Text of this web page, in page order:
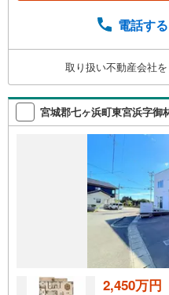
し】【リフォーム】
も、誠心誠意ご説明
ペースも完備！お子様
い。営業時間:10:00～
り変動あり）現地の
にお問い合わせくださ
電話する
取り扱い不動産会社
宮城郡七ヶ浜町東宮浜字御
2,450万円